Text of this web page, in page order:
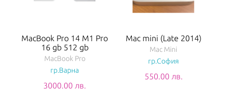
MacBook Pro 14 M1 Pro
16 gb 512 gb
MacBook Pro
гр.Варна
3000.00 лв.
Mac mini (Late 2014)
Mac Mini
гр.София
550.00 лв.